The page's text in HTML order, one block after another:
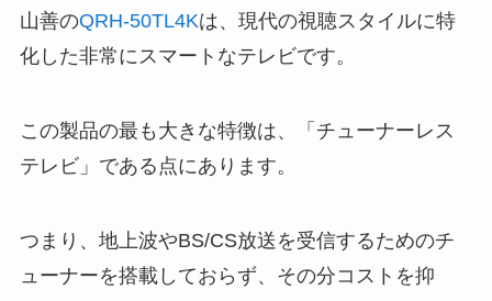
山善のQRH-50TL4Kは、現代の視聴スタイルに特
化した非常にスマートなテレビです。
この製品の最も大きな特徴は、「チューナーレス
テレビ」である点にあります。
つまり、地上波やBS/CS放送を受信するためのチ
ューナーを搭載しておらず、その分コストを抑